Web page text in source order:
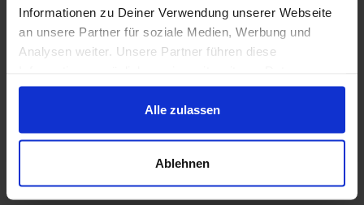
Informationen zu Deiner Verwendung unserer Webseite
an unsere Partner für soziale Medien, Werbung und
Analysen weiter. Unsere Partner führen diese
zusammen, die Du ihnen bereitgestellt hast oder die sie
im Rahmen Deiner Nutzung der Dienste gesammelt
haben.
Alle zulassen
Ablehnen